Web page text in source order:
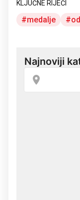
KLJUČNE RIJEČI
medalje